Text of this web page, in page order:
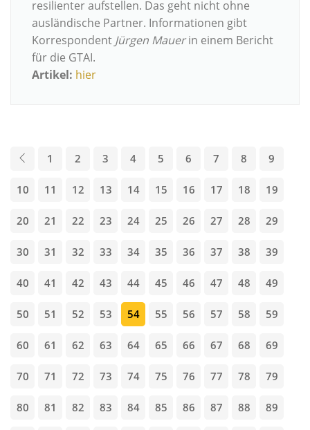
resilienter aufstellen. Das geht nicht ohne
ausländische Partner. Informationen gibt
Korrespondent Jürgen Mauerin einem Bericht
für die GTAI.
Artikel: hier
1 2 3 4 5 6 7 8 9
10 11 12 13 14 15 16 17 18 19
20 21 22 23 24 25 26 27 28 29
30 31 32 33 34 35 36 37 38 39
40 41 42 43 44 45 46 47 48 49
50 51 52 53 54 55 56 57 58 59
60 61 62 63 64 65 66 67 68 69
70 71 72 73 74 75 76 77 78 79
80 81 82 83 84 85 86 87 88 89